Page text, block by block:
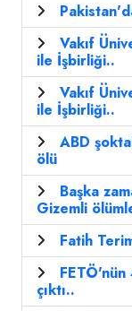
Vakıf
ile İşbirliği..
Vakıf
ile İşbirliği..
ABD
ölü
Başka
Gizemli
Fatih
çıktı..